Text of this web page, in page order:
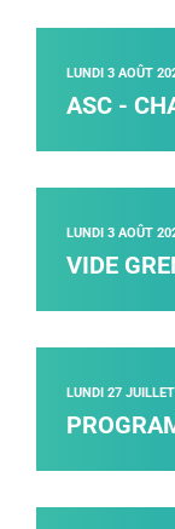
ASC -
LUNDI 3 AOÛT
VIDE
LUNDI 3 AOÛT
LUNDI 27